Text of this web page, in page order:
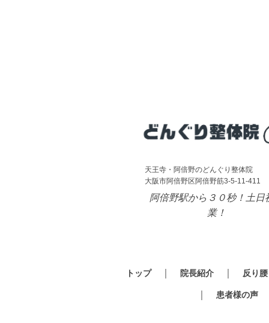
天王寺・阿倍野のどんぐり整体院
大阪市阿倍野区阿倍野筋3-5-11-411
阿倍野駅から３０秒！土日
業！
トップ 院長紹介 反り腰
患者様の声